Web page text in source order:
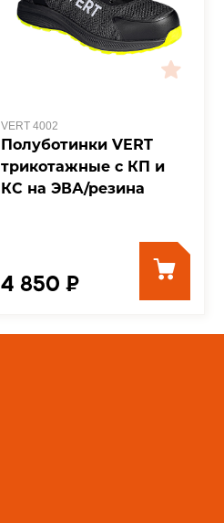
VERT 4002
Полуботинки VERT
трикотажные с КП и
КС на ЭВА/резина
4 850 ₽